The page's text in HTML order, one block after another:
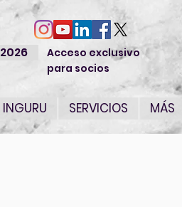
Acceso exclusivo
para socios
INGURU SERVICIOS MÁS